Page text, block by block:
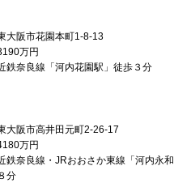
大阪市花園本町1-8-13
万円
奈良線「河内花園駅」徒歩３分
大阪市高井田元町2-26-17
万円
奈良線・JRおおさか東線「河内永和
分